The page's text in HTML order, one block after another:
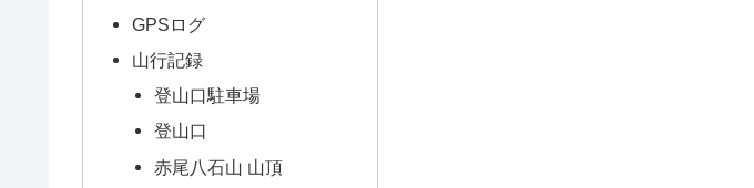
GPSログ
山行記録
登山口駐車場
登山口
赤尾八石山 山頂